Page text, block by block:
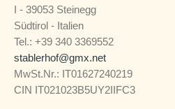
I - 39053 Steinegg
Südtirol - Italien
Tel.: +39 340 3369552
stablerhof@gmx.net
MwSt.Nr.: IT01627240219
CIN IT021023B5UY2IIFC3